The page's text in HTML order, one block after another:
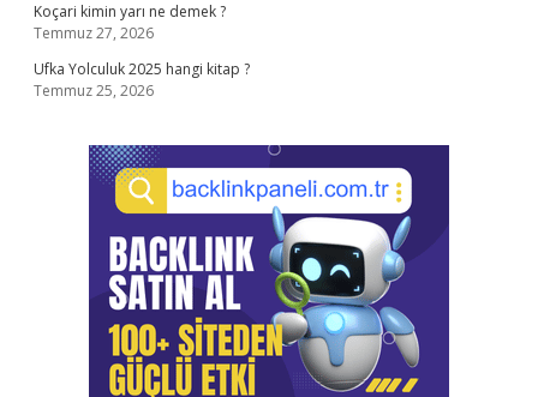
Koçari kimin yarı ne demek ?
Temmuz 27, 2026
Ufka Yolculuk 2025 hangi kitap ?
Temmuz 25, 2026